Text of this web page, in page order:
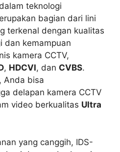
teknologi
bagian dari lini
terkenal dengan kualitas
dan kemampuan
kamera CCTV,
, HDCVI, dan CVBS.
Anda bisa
delapan kamera CCTV
video berkualitas Ultra
yang canggih, IDS-